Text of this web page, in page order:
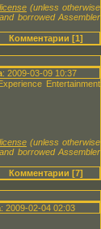
(unless otherwise
borrowed Assembler
Комментарии [1]
: 2009-03-09 10:37
Entertainment
(unless otherwise
borrowed Assembler
Комментарии [7]
: 2009-02-04 02:03